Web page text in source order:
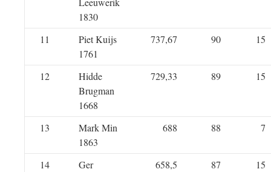
1830
11
Piet Kuijs
1761
737,67 90 15
12
Hidde
Brugman
1668
729,33 89 15
13
Mark Min
1863
688 88 7
14
Ger
658,5 87 15